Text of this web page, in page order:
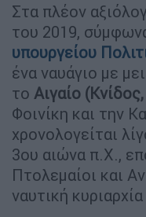
Στα πλέον
του 2019,
υπουργείου
ένα ναυάγιο με
το Αιγαίο
Φοινίκη και την
χρονολογείται
3ου αιώνα π.Χ.,
Πτολεμαίοι και
ναυτική